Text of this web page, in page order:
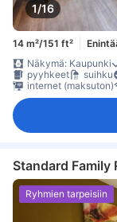
1/16
14 m²/151 ft²
Näkymä: Kaupunki
pyyhkeet
suihku
internet (maksuton)
Standard Family
Ryhmien tarpeisiin